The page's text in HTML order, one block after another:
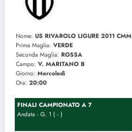
Nome: US RIVAROLO LIGURE 2011 CMM
Prima Maglia: VERDE
Seconda Maglia: ROSSA
Campo: V. MARITANO B
Giorno: Mercoledì
Ora: 20:00
FINALI CAMPIONATO A 7
Andata - G. 1 ( - )